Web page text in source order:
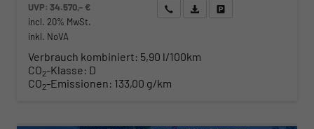
UVP:34.570,– €
incl. 20% MwSt.
inkl. NoVA
Wir rufen Sie anAngebot drucken (PDF)
Verbrauch kombiniert: 5,90 l/100km
CO2-Klasse: D
CO2-Emissionen: 133,00 g/km